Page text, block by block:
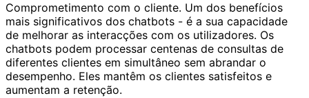
Comprometimento com o cliente. Um dos benefícios
mais significativos dos chatbots - é a sua capacidade
de melhorar as interacções com os utilizadores. Os
chatbots podem processar centenas de consultas de
diferentes clientes em simultâneo sem abrandar o
desempenho. Eles mantêm os clientes satisfeitos e
aumentam a retenção.